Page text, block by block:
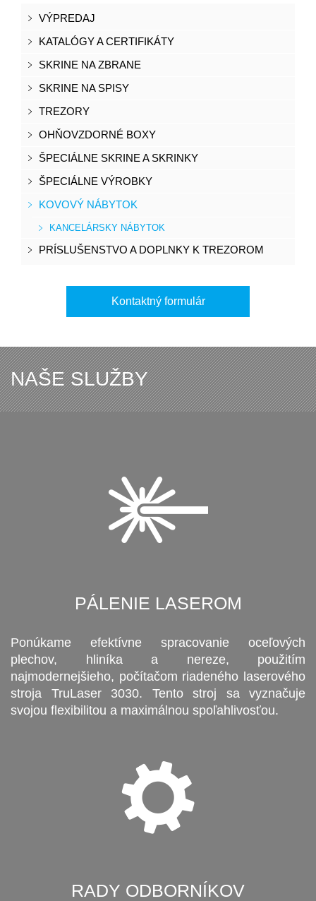
VÝPREDAJ
KATALÓGY A CERTIFIKÁTY
SKRINE NA ZBRANE
SKRINE NA SPISY
TREZORY
OHŇOVZDORNÉ BOXY
ŠPECIÁLNE SKRINE A SKRINKY
ŠPECIÁLNE VÝROBKY
KOVOVÝ NÁBYTOK
KANCELÁRSKY NÁBYTOK
PRÍSLUŠENSTVO A DOPLNKY K TREZOROM
Kontaktný formulár
NAŠE SLUŽBY
PÁLENIE LASEROM
Ponúkame efektívne spracovanie oceľových
plechov, hliníka a nereze, použitím
najmodernejšieho, počítačom riadeného laserového
stroja TruLaser 3030. Tento stroj sa vyznačuje
svojou flexibilitou a maximálnou spoľahlivosťou.
RADY ODBORNÍKOV